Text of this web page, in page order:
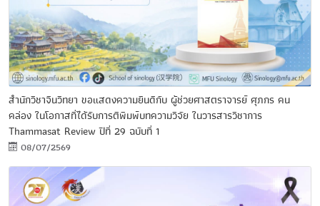
สำนักวิชาจีนวิทยา ขอแสดงความยินดีกับ ผู้ช่วยศาสตราจารย์ ศุภกร คน
คล่อง ในโอกาสที่ได้รับการตีพิมพ์บทความวิจัย ในวารสารวิชาการ
Thammasat Review ปีที่ 29 ฉบับที่ 1
08/07/2569